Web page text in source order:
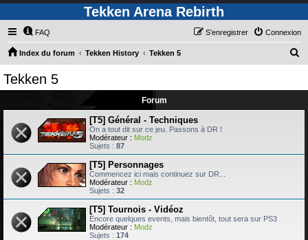
Tekken Arena Rebirth
FAQ Connexion
S’enregistrer
Index du forum Tekken History Tekken 5
r
Tekken 5
Forum
[T5] Général - Techniques
On a tout dit sur ce jeu. Passons à DR !
Modérateur : Modz
Sujets : 87
[T5] Personnages
Commencez ici mais continuez sur DR...
Modérateur : Modz
Sujets : 32
[T5] Tournois - Vidéoz
Encore quelques events, mais bientôt, tout sera sur PS3
Modérateur : Modz
Sujets : 174